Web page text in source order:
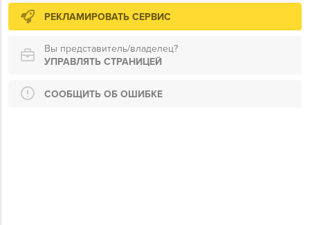
РЕКЛАМИРОВАТЬ СЕРВИС
Вы представитель/владелец?
УПРАВЛЯТЬ СТРАНИЦЕЙ
СООБЩИТЬ ОБ ОШИБКЕ